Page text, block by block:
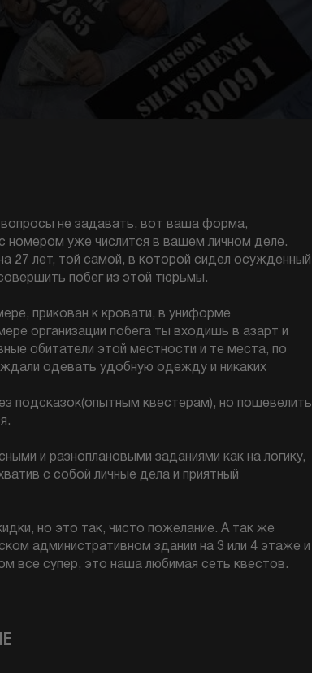
не задавать, вот ваша форма,
уже числится в вашем личном деле.
27 лет, той самой, в которой сидел осужденный
побег из этой тюрьмы.
прикован к кровати, в униформе
организации побега ты входишь в азарт и
обитатели этой местности и те места, по
одевать удобную одежду и никаких
подсказок(опытным квестерам), но пошевелить
и разноплановыми заданиями как на логику,
с собой личные дела и приятный
но это так, чисто пожелание. А так же
административном здании на 3 или 4 этаже и
все супер, это наша любимая сеть квестов.